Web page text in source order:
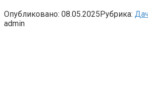
Опубликовано: 08.05.2025Рубрика:
admin